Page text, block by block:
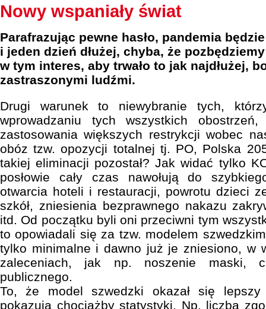
Nowy wspaniały świat
Parafrazując pewne hasło, pandemia
i jeden dzień dłużej, chyba, że
w tym interes, aby trwało to jak najdłużej,
zastraszonymi ludźmi.
Drugi warunek to niewybranie tych,
wprowadzaniu tych wszystkich
zastosowania większych restrykcji wobec
obóz tzw. opozycji totalnej tj. PO, Polska
takiej eliminacji pozostał? Jak widać tylko
posłowie cały czas nawołują do
otwarcia hoteli i restauracji, powrotu dzieci
szkół, zniesienia bezprawnego nakazu
itd. Od początku byli oni przeciwni tym
to opowiadali się za tzw. modelem
tylko minimalne i dawno już je zniesiono, w
zaleceniach, jak np. noszenie maski,
publicznego.
To, że model szwedzki okazał się
pokazują chociażby statystyki. Np. liczba